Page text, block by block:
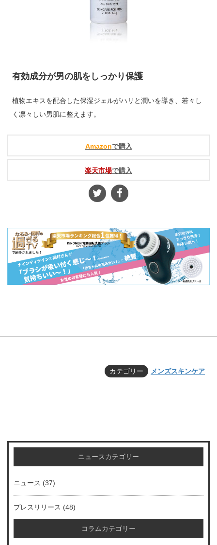
有効成分が男の肌をしっかり保護
植物エキスを配合した保湿ジェルがハリと潤いを導き、若々し
く凛々しい男肌に整えます。
Amazonで購入
楽天市場で購入
カテゴリー メンズスキンケア
ニュースカテゴリー
ニュース (37)
プレスリリース (48)
コラムカテゴリー